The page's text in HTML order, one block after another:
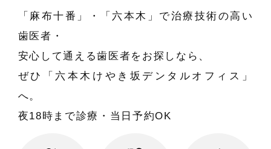
「麻布十番」・「六本木」で治療技術の高い
歯医者・
安心して通える歯医者をお探しなら、
ぜひ「六本木けやき坂デンタルオフィス」
へ。
夜18時まで診療・当日予約OK